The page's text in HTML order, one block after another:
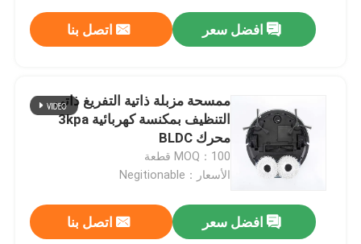
افضل سعر اتصل بنا
ممسحة مزبلة ذاتية التفريغ ذاتي
التنظيف بمكنسة كهربائية 3kpa
محرك BLDC
MOQ：100 قطعة
الأسعار：Negitionable
افضل سعر اتصل بنا